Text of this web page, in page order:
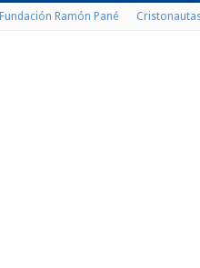
Fundación Ramón Pané